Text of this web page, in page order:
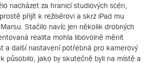
nacházet za hranicí studiových scén,
přijít k režisérovi a skrz iPad mu
Stačilo navíc jen několik drobných
realita mohla libovolně měnit
a další nastavení potřebná pro kamerový
působilo, jako by skutečně byli na místě a